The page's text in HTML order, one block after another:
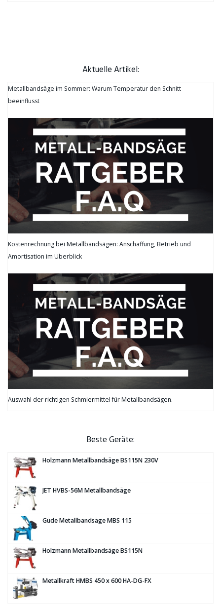
Aktuelle Artikel:
Metallbandsäge im Sommer: Warum Temperatur den Schnitt
beeinflusst
Kostenrechnung bei Metallbandsägen: Anschaffung, Betrieb und
Amortisation im Überblick
Auswahl der richtigen Schmiermittel für Metallbandsägen.
Beste Geräte:
Holzmann Metallbandsäge BS115N 230V
JET HVBS-56M Metallbandsäge
Güde Metallbandsäge MBS 115
Holzmann Metallbandsäge BS115N
Metallkraft HMBS 450 x 600 HA-DG-FX